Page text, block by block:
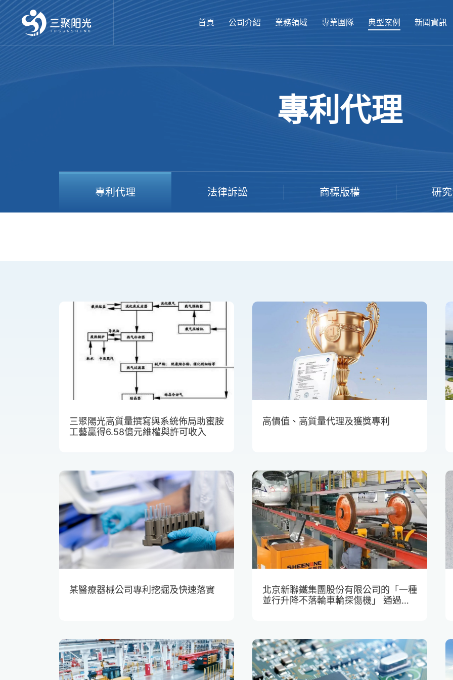
首頁 公司介紹 業務領域 專業團隊 典型案例 新聞資訊
專利代理
專利代理 法律訴訟 商標版權 研
三聚陽光高質量撰寫與系統佈局助蜜胺
工藝贏得6.58億元維權與許可收入
高價值、高質量代理及獲獎專利
某醫療器械公司專利挖掘及快速落實
北京新聯鐵集團股份有限公司的「一種
並行升降不落輪車輪探傷機」 通過